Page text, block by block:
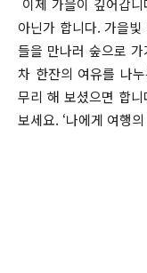
이제 가을이 깊어갑
아닌가 합니다. 가을
들을 만나러 숲으로
차 한잔의 여유를 나
무리 해 보셨으면 합
보세요. ‘나에게 여행